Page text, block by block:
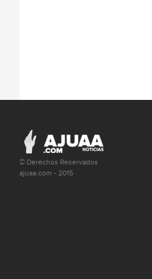
© Derechos Reservados
ajuaa.com - 2015